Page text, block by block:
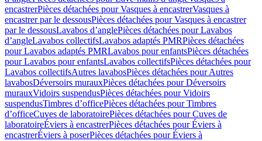
encastrerPièces détachées pour Vasques à encastrerVasques à
encastrer par le dessousPièces détachées pour Vasques à encastrer
par le dessousLavabos d’anglePièces détachées pour Lavabos
d’angleLavabos collectifsLavabos adaptés PMRPièces détachées
pour Lavabos adaptés PMRLavabos pour enfantsPièces détachées
pour Lavabos pour enfantsLavabos collectifsPièces détachées pour
Lavabos collectifsAutres lavabosPièces détachées pour Autres
lavabosDéversoirs murauxPièces détachées pour Déversoirs
murauxVidoirs suspendusPièces détachées pour Vidoirs
suspendusTimbres dʼofficePièces détachées pour Timbres
dʼofficeCuves de laboratoirePièces détachées pour Cuves de
laboratoireÉviers à encastrerPièces détachées pour Éviers à
encastrerÉviers à poserPièces détachées pour Éviers à